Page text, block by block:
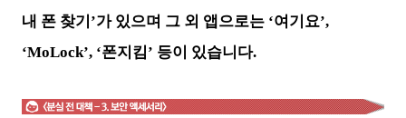
내 폰 찾기’가 있으며 그 외 앱으로는 ‘여기요’,
‘MoLock’, ‘폰지킴’ 등이 있습니다.